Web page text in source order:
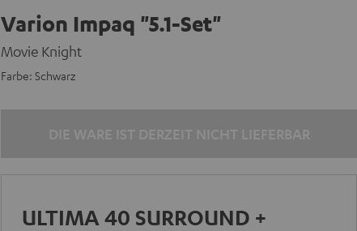
Varion Impaq "5.1-Set"
Movie Knight
Farbe: Schwarz
ULTIMA 40 SURROUND +